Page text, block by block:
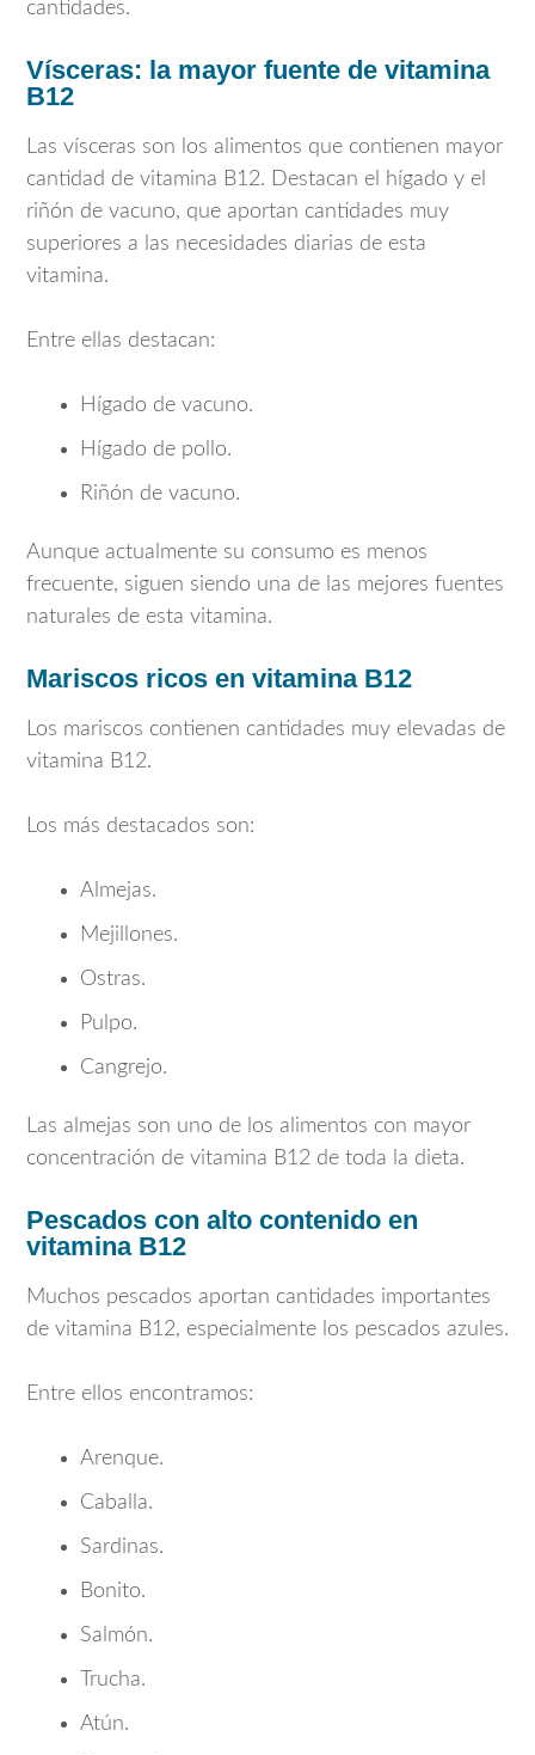
cantidades.
Vísceras: la mayor fuente de vitamina
B12
Las vísceras son los alimentos que contienen mayor
cantidad de vitamina B12. Destacan el hígado y el
riñón de vacuno, que aportan cantidades muy
superiores a las necesidades diarias de esta
vitamina.
Entre ellas destacan:
Hígado de vacuno.
Hígado de pollo.
Riñón de vacuno.
Aunque actualmente su consumo es menos
frecuente, siguen siendo una de las mejores fuentes
naturales de esta vitamina.
Mariscos ricos en vitamina B12
Los mariscos contienen cantidades muy elevadas de
vitamina B12.
Los más destacados son:
Almejas.
Mejillones.
Ostras.
Pulpo.
Cangrejo.
Las almejas son uno de los alimentos con mayor
concentración de vitamina B12 de toda la dieta.
Pescados con alto contenido en
vitamina B12
Muchos pescados aportan cantidades importantes
de vitamina B12, especialmente los pescados azules.
Entre ellos encontramos:
Arenque.
Caballa.
Sardinas.
Bonito.
Salmón.
Trucha.
Atún.